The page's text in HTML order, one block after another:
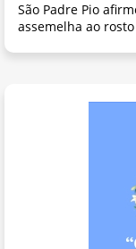
São Padre Pio
assemelha ao rosto